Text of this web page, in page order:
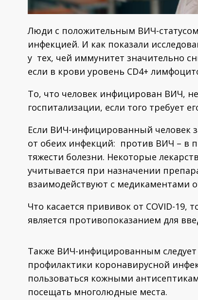
Люди с положительным ВИЧ-
инфекцией. И как показали
у тех, чей иммунитет значительно
если в крови уровень CD4+
То, что человек инфицирован ВИЧ,
госпитализации, если того требует
Если ВИЧ-инфицированный человек
от обеих инфекций: против ВИЧ – в
тяжести болезни. Некоторые
учитывается при назначении
взаимодействуют с медикаментами от
Что касается прививок от COVID-
является противопоказанием для
Также ВИЧ-инфицированным
профилактики коронавирусной
пользоваться кожными
посещать многолюдные места.